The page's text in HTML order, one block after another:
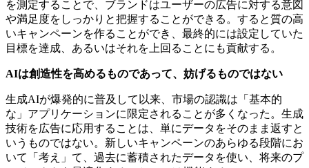
を測定することで、ブランドはユーザーの広告に対する意図
や満足度をしっかりと把握することができる。すると質の高
いキャンペーンを作ることができ、最終的には設定していた
目標を達成、あるいはそれを上回ることにも貢献する。
AIは創造性を高めるものであって、妨げる ものではない
生成AIが爆発的に普及して以来、市場の認識は「基本的
な」アプリケーションに限定されることが多くなった。生成
技術を広告に応用することは、単にデータをそのまま返すと
いうものではない。新しいキャンペーンのあらゆる段階にお
いて「考え」て、過去に蓄積されたデータを使い、将来のプ